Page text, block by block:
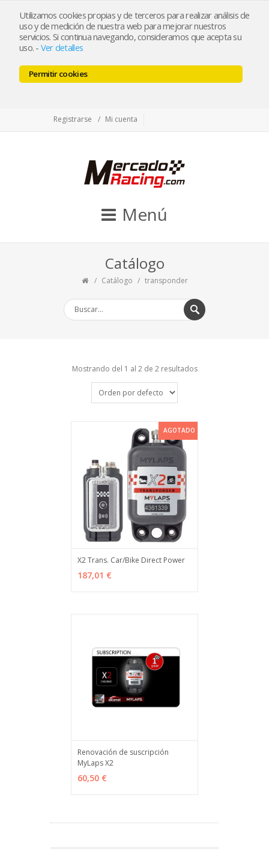
Utilizamos cookies propias y de terceros para realizar análisis de
uso y de medición de nuestra web para mejorar nuestros
servicios. Si continua navegando, consideramos que acepta su
uso. - Ver detalles
Permitir cookies
tienda@mercadoracing.com
Registrarse
Mi cuenta
Menú
Catálogo
Catálogo transponder
Mostrando del 1 al 2 de 2 resultados
AGOTADO
AGOTADO
X2 Trans. Car/Bike Direct Power
187,01 €
VER OPCIONES
Renovación de suscripción
MyLaps X2
60,50 €